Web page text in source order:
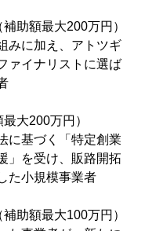
助額最大200万円）
みに加え、アトツギ
ァイナリストに選ば
大200万円）
に基づく「特定創業
」を受け、販路開拓
た小規模事業者
助額最大100万円）